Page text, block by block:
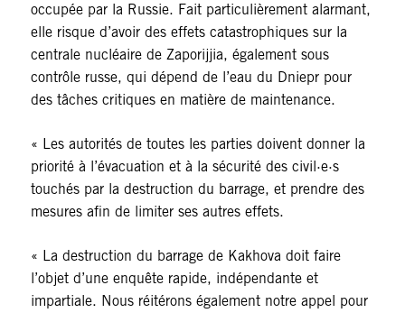
occupée par la Russie. Fait particulièrement alarmant,
elle risque d’avoir des effets catastrophiques sur la
centrale nucléaire de Zaporijjia, également sous
contrôle russe, qui dépend de l’eau du Dniepr pour
des tâches critiques en matière de maintenance.
« Les autorités de toutes les parties doivent donner la
priorité à l’évacuation et à la sécurité des civil·e·s
touchés par la destruction du barrage, et prendre des
mesures afin de limiter ses autres effets.
« La destruction du barrage de Kakhova doit faire
l’objet d’une enquête rapide, indépendante et
impartiale. Nous réitérons également notre appel pour